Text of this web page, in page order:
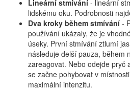
Lineární stmívání - lineární
lidskému oku. Podrobnosti
Dva kroky během stmívání -
používání ukázaly, že je
úseky. První stmívání ztlumí
následuje delší pauza, během
zareagovat. Nebo odejde pryč
se začne pohybovat v
maximální intenzitu.